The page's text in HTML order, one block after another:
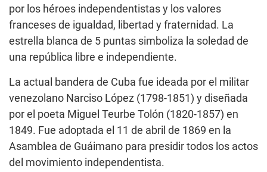
por los héroes independentistas y los valores
franceses de igualdad, libertad y fraternidad. La
estrella blanca de 5 puntas simboliza la soledad de
una república libre e independiente.
La actual bandera de Cuba fue ideada por el militar
venezolano Narciso López (1798-1851) y diseñada
por el poeta Miguel Teurbe Tolón (1820-1857) en
1849. Fue adoptada el 11 de abril de 1869 en la
Asamblea de Guáimano para presidir todos los actos
del movimiento independentista.